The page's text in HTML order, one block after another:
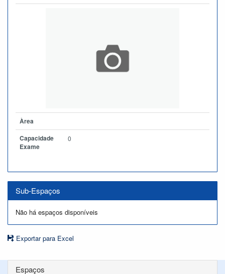
Àrea
Capacidade
Exame
0
Sub-Espaços
Não há espaços disponíveis
Exportar para Excel
Espaços